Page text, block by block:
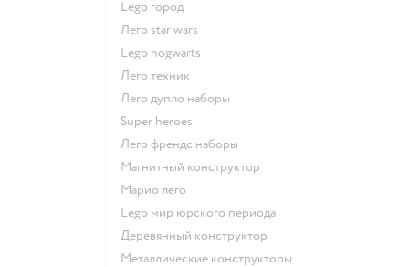
Lego город
Лего star wars
Lego hogwarts
Лего техник
Лего дупло наборы
Super heroes
Лего френдс наборы
Магнитный конструктор
Марио лего
Lego мир юрского периода
Деревянный конструктор
Металлические конструкторы